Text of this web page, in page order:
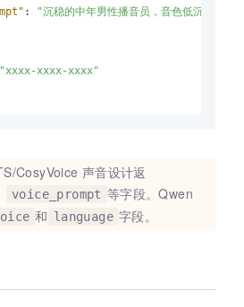
:
"沉稳的中年男性播音员，音色低沉浑厚"
"xxxx-xxxx-xxxx"
CosyVoice 声音设计返
voice_prompt 等字段。Qwen
和 language 字段。